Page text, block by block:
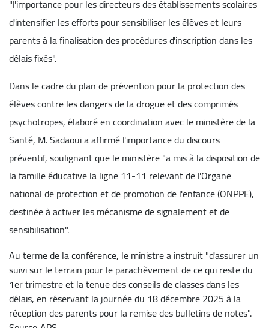
"l'importance pour les directeurs des établissements scolaires
d'intensifier les efforts pour sensibiliser les élèves et leurs
parents à la finalisation des procédures d'inscription dans les
délais fixés".
Dans le cadre du plan de prévention pour la protection des
élèves contre les dangers de la drogue et des comprimés
psychotropes, élaboré en coordination avec le ministère de la
Santé, M. Sadaoui a affirmé l'importance du discours
préventif, soulignant que le ministère "a mis à la disposition de
la famille éducative la ligne 11-11 relevant de l'Organe
national de protection et de promotion de l'enfance (ONPPE),
destinée à activer les mécanisme de signalement et de
sensibilisation".
Au terme de la conférence, le ministre a instruit "d'assurer un
suivi sur le terrain pour le parachèvement de ce qui reste du
1er trimestre et la tenue des conseils de classes dans les
délais, en réservant la journée du 18 décembre 2025 à la
réception des parents pour la remise des bulletins de notes".